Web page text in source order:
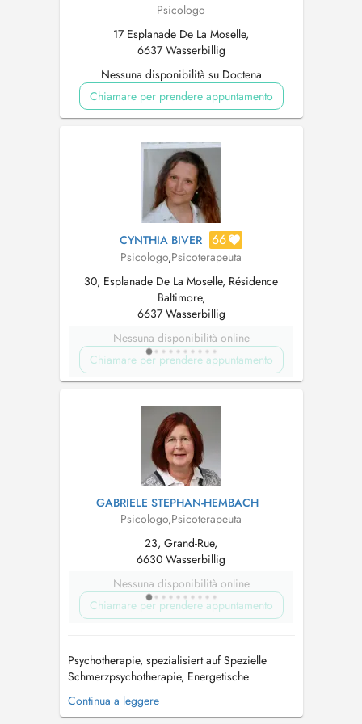
Psicologo
17 Esplanade De La Moselle,
6637 Wasserbillig
Nessuna disponibilità su Doctena
Chiamare per prendere appuntamento
CYNTHIA BIVER 66
Psicologo,Psicoterapeuta
30, Esplanade De La Moselle, Résidence
Baltimore,
6637 Wasserbillig
Nessuna disponibilità online
Chiamare per prendere appuntamento
GABRIELE STEPHAN-HEMBACH
Psicologo,Psicoterapeuta
23, Grand-Rue,
6630 Wasserbillig
Nessuna disponibilità online
Chiamare per prendere appuntamento
Psychotherapie, spezialisiert auf Spezielle
Schmerzpsychotherapie, Energetische
Psychotherapie (EDxTM), Klinische Hypnose;
weitere Angebote: Supervision
Continua a leggere